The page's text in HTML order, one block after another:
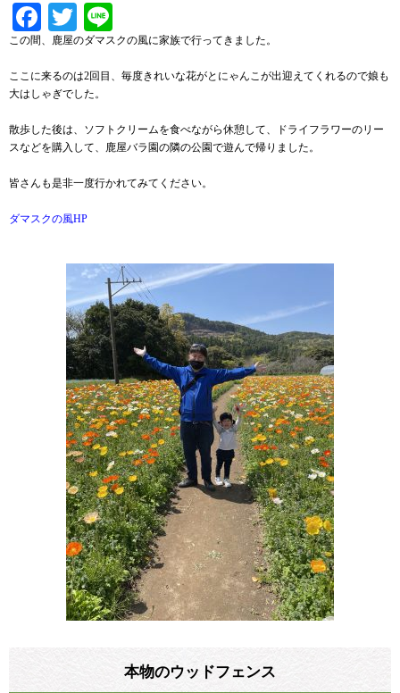
Facebook
Twitter
この間、鹿屋のダマスクの風に家族で行ってきました。
ここに来るのは2回目、毎度きれいな花がとにゃんこが出迎えてくれるので娘も
大はしゃぎでした。
散歩した後は、ソフトクリームを食べながら休憩して、ドライフラワーのリー
スなどを購入して、鹿屋バラ園の隣の公園で遊んで帰りました。
皆さんも是非一度行かれてみてください。
ダマスクの風HP
本物のウッドフェンス